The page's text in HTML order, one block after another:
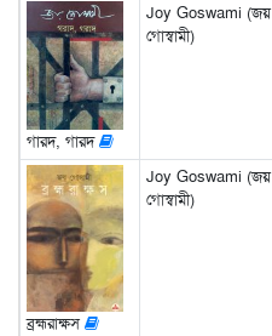
গারদ, গারদ
Joy Goswami (জয়
গোস্বামী)
ব্রহ্মরাক্ষস
Joy Goswami (জয়
গোস্বামী)